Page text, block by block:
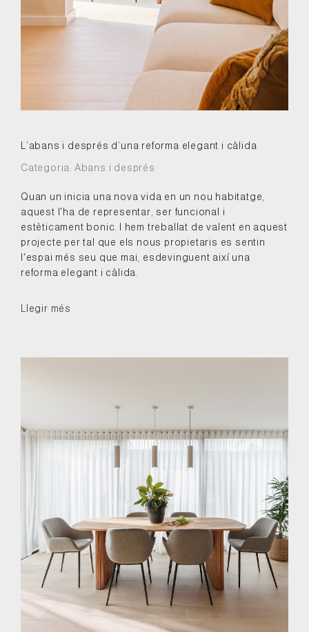
L’abans i després d’una reforma elegant i càlida
Categoria: Abans i després
Quan un inicia una nova vida en un nou habitatge,
aquest l'ha de representar, ser funcional i
estèticament bonic. I hem treballat de valent en aquest
projecte per tal que els nous propietaris es sentin
l'espai més seu que mai, esdevinguent així una
reforma elegant i càlida.
Llegir més